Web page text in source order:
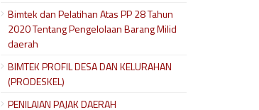
Bimtek dan Pelatihan Atas PP 28 Tahun
2020 Tentang Pengelolaan Barang Milid
daerah
BIMTEK PROFIL DESA DAN KELURAHAN
(PRODESKEL)
PENILAIAN PAJAK DAERAH